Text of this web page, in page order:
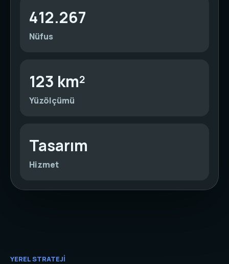
412.267
Nüfus
123 km²
Yüzölçümü
Tasarım
Hizmet
YEREL STRATEJI